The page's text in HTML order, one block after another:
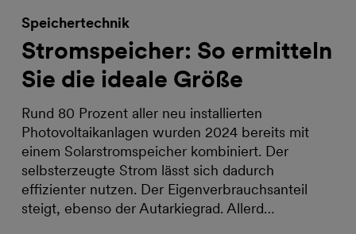
Speichertechnik
Stromspeicher: So ermitteln
Sie die ideale Größe
Rund 80 Prozent aller neu installierten
Photovoltaikanlagen wurden 2024 bereits mit
einem Solarstromspeicher kombiniert. Der
selbsterzeugte Strom lässt sich dadurch
effizienter nutzen. Der Eigenverbrauchsanteil
steigt, ebenso der Autarkiegrad. Allerd…